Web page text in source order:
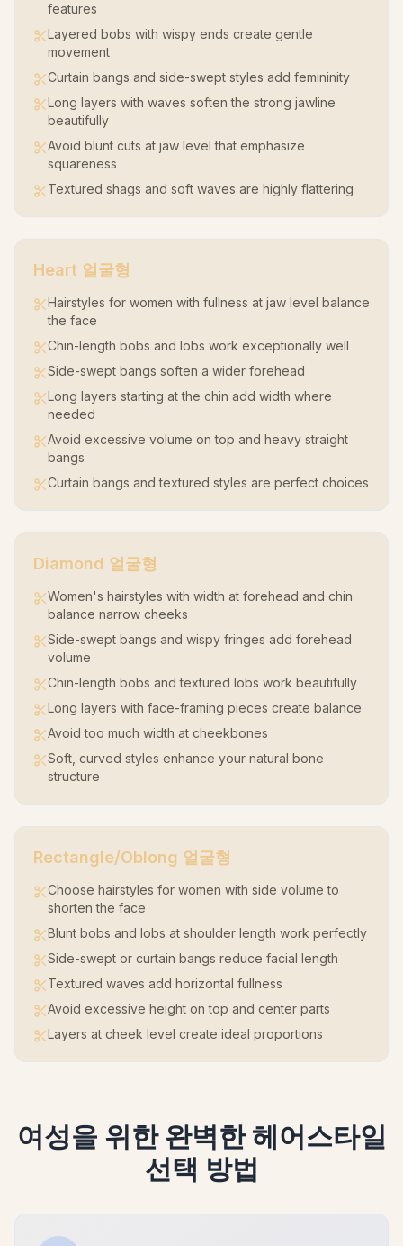
features
Layered bobs with wispy ends create gentle
movement
Curtain bangs and side-swept styles add femininity
Long layers with waves soften the strong jawline
beautifully
Avoid blunt cuts at jaw level that emphasize
squareness
Textured shags and soft waves are highly flattering
Heart 얼굴형
Hairstyles for women with fullness at jaw level balance
the face
Chin-length bobs and lobs work exceptionally well
Side-swept bangs soften a wider forehead
Long layers starting at the chin add width where
needed
Avoid excessive volume on top and heavy straight
bangs
Curtain bangs and textured styles are perfect choices
Diamond 얼굴형
Women's hairstyles with width at forehead and chin
balance narrow cheeks
Side-swept bangs and wispy fringes add forehead
volume
Chin-length bobs and textured lobs work beautifully
Long layers with face-framing pieces create balance
Avoid too much width at cheekbones
Soft, curved styles enhance your natural bone
structure
Rectangle/Oblong 얼굴형
Choose hairstyles for women with side volume to
shorten the face
Blunt bobs and lobs at shoulder length work perfectly
Side-swept or curtain bangs reduce facial length
Textured waves add horizontal fullness
Avoid excessive height on top and center parts
Layers at cheek level create ideal proportions
여성을 위한 완벽한 헤어스타일
선택 방법